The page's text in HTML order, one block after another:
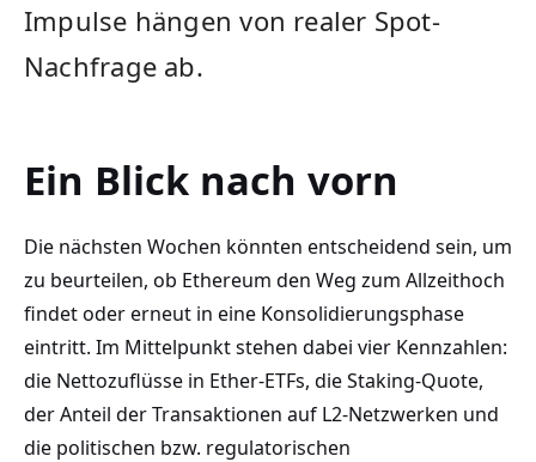
Impulse hängen von realer Spot-
Nachfrage ab.
Ein Blick nach vorn
Die nächsten Wochen könnten entscheidend sein, um
zu beurteilen, ob Ethereum den Weg zum Allzeithoch
findet oder erneut in eine Konsolidierungsphase
eintritt. Im Mittelpunkt stehen dabei vier Kennzahlen:
die Nettozuflüsse in Ether-ETFs, die Staking-Quote,
der Anteil der Transaktionen auf L2-Netzwerken und
die politischen bzw. regulatorischen